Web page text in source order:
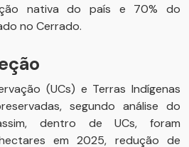
nativa do país e 70% do
no Cerrado.
(UCs) e Terras Indígenas
segundo análise do
dentro de UCs, foram
em 2025, redução de